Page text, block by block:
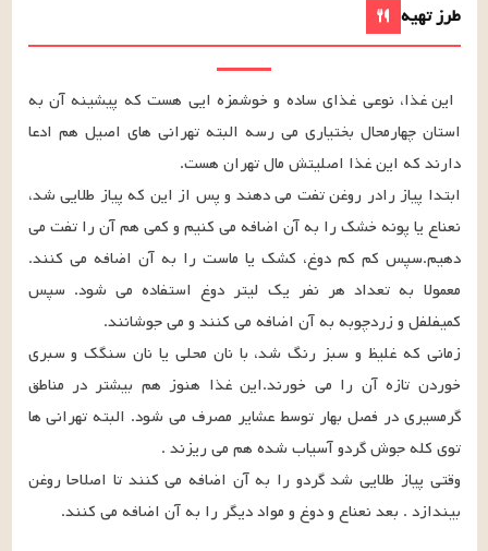
طرز تهیه
بیندازد . بعد نعناع و دوغ و مواد دیگر را به آن اضافه می کنند.